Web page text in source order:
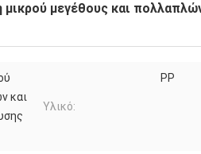
μεγέθους και
και
Υλικό:
PP